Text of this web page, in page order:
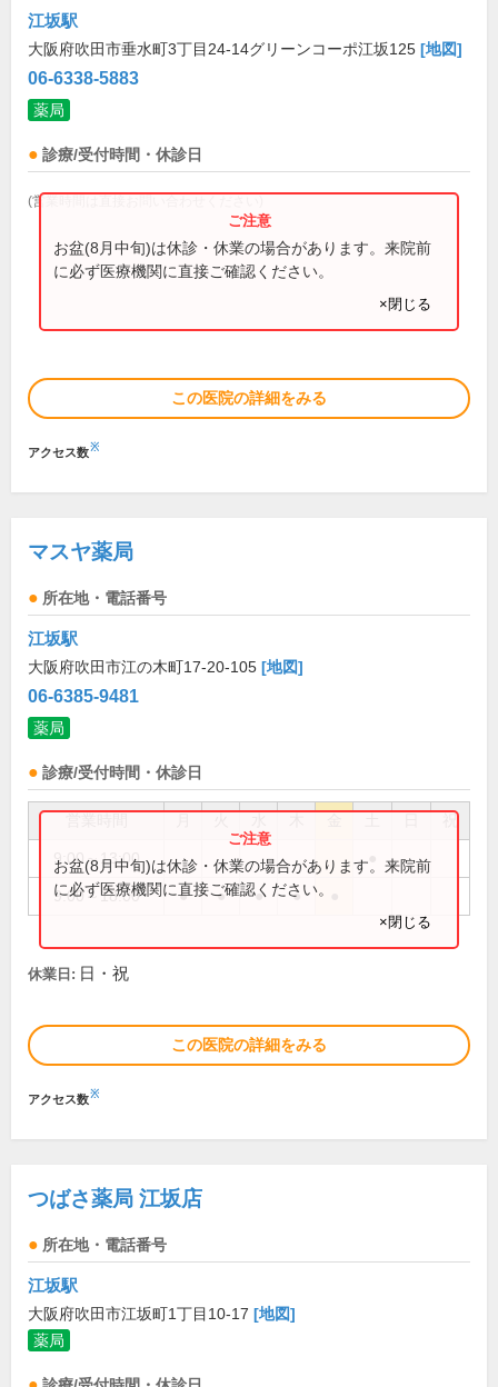
江坂駅
大阪府吹田市垂水町3丁目24-14グリーンコーポ江坂125 [地図]
06-6338-5883
薬局
診療/受付時間・休診日
(営業時間は直接お問い合わせください)
お盆(8月中旬)は休診・休業の場合があります。来院前
に必ず医療機関に直接ご確認ください。
×閉じる
この医院の詳細をみる
アクセス数※
マスヤ薬局
所在地・電話番号
江坂駅
大阪府吹田市江の木町17-20-105 [地図]
06-6385-9481
薬局
診療/受付時間・休診日
祝
9:00～13:00
9:00～18:00 ● ● ● ●
お盆(8月中旬)は休診・休業の場合があります。来院前
に必ず医療機関に直接ご確認ください。
×閉じる
休業日: 日・祝
この医院の詳細をみる
アクセス数※
つばさ薬局 江坂店
所在地・電話番号
江坂駅
大阪府吹田市江坂町1丁目10-17 [地図]
薬局